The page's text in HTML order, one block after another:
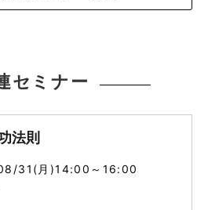
セミナー
法則
31(月)14:00～16:00